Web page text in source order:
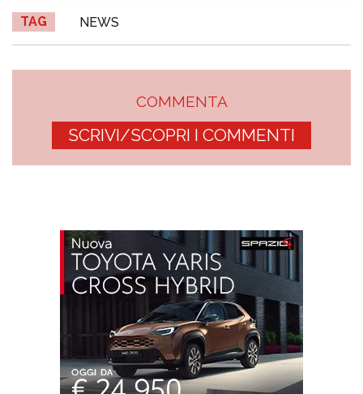
TAG NEWS
COMMENTA
SCRIVI/SCOPRI I COMMENTI